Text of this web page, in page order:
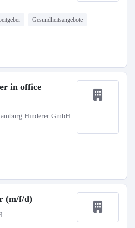
Gesundheitsangebote
in office
Hinderer GmbH
(m/f/d)